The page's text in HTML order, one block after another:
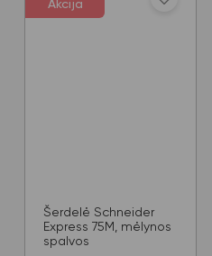
Akcija
Šerdelė Schneider
Express 75M, mėlynos
spalvos